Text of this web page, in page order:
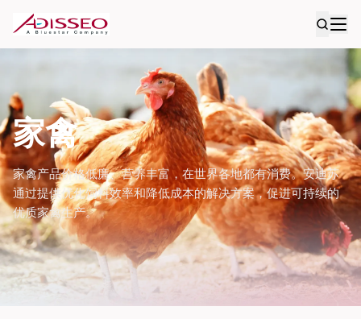
家禽
家禽产品价格低廉、营养丰富，在世界各地都有消费。安迪苏
通过提供优化饲料效率和降低成本的解决方案，促进可持续的
优质家禽生产。